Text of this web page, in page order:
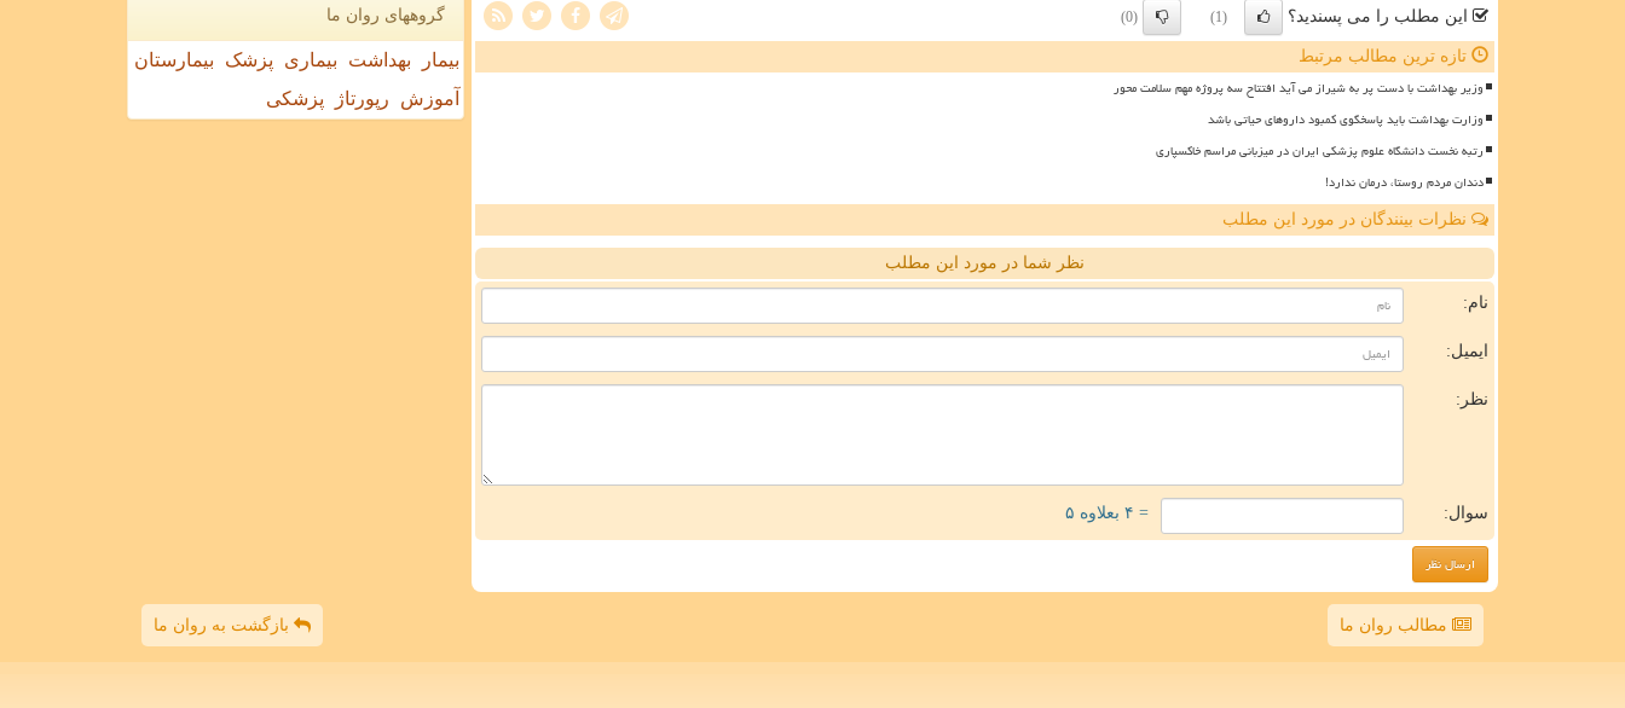
این مطلب را می پسندید؟ (1)
(0)
تازه ترین مطالب مرتبط
وزیر بهداشت با دست پر به شیراز می آید افتتاح سه پروژه مهم سلامت محور
وزارت بهداشت باید پاسخگوی کمبود داروهای حیاتی باشد
رتبه نخست دانشگاه علوم پزشکی ایران در میزبانی مراسم خاکسپاری
دندان مردم روستا، درمان ندارد!
نظرات بینندگان در مورد این مطلب
نظر شما در مورد این مطلب
نام:
ایمیل:
نظر:
سوال: = ۴ بعلاوه ۵
گروههای روان ما
بیمار بهداشت بیماری پزشک
بیمارستان
آموزش
رپورتاژ پزشکی
مطالب روان ما بازگشت به روان ما